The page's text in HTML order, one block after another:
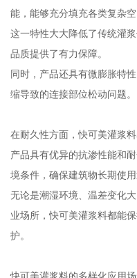
能，能够充分填充各类复杂
这一特性大大降低了传统灌
品质提供了有力保障。
同时，产品还具有微膨胀特
缩导致的连接部位松动问题。
在耐久性方面，快可美灌浆料
产品具有优异的抗渗性能和
境条件，确保建筑物长期使用
无论是潮湿环境、温差变化
业场所，快可美灌浆料都能
护。